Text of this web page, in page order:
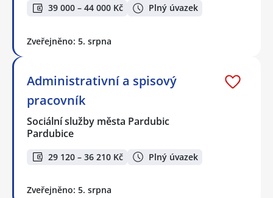
39 000 – 44 000 Kč Plný úvazek
Zveřejněno: 5. srpna
Administrativní a spisový
pracovník
Sociální služby města Pardubic
Pardubice
29 120 – 36 210 Kč Plný úvazek
Zveřejněno: 5. srpna